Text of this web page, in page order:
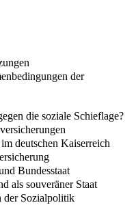
der
die soziale Schieflage?
deutschen Kaiserreich
Bundesstaat
als souveräner Staat
der Sozialpolitik